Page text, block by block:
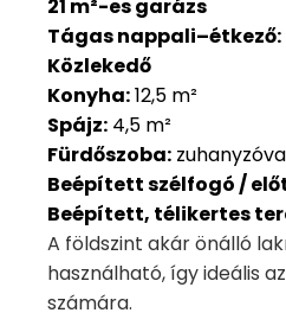
21 m²-es garázs
Tágas nappali–étkező:
Közlekedő
Konyha:12,5 m²
Spájz: 4,5 m²
Fürdőszoba:
Beépített szélfogó /
Beépített, télikertes
A földszint akár önálló
használható, így ideális
számára.